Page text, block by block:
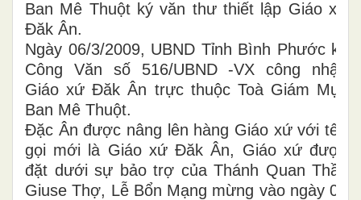
Ban Mê Thuột ký văn thư thiết lập Giáo xứ
Đăk Ân.
Ngày 06/3/2009, UBND Tỉnh Bình Phước ký
Công Văn số 516/UBND -VX công nhận
Giáo xứ Đăk Ân trực thuộc Toà Giám Mục
Ban Mê Thuột.
Đặc Ân được nâng lên hàng Giáo xứ với tên
gọi mới là Giáo xứ Đăk Ân, Giáo xứ được
đặt dưới sự bảo trợ của Thánh Quan Thầy
Giuse Thợ, Lễ Bổn Mạng mừng vào ngày 01